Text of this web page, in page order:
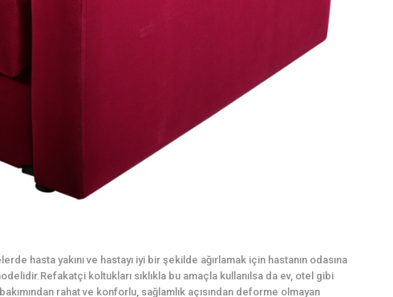
hasta yakını ve hastayı iyi bir şekilde ağırlamak için hastanın odasına
koltukları sıklıkla bu amaçla kullanılsa da ev, otel gibi
rahat ve konforlu, sağlamlık açısından deforme olmayan